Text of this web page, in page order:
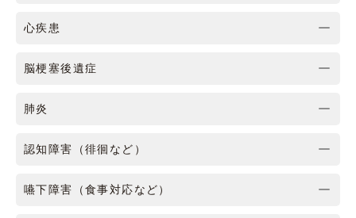
心疾患
脳梗塞後遺症
肺炎
認知障害（徘徊など）
嚥下障害（食事対応など）